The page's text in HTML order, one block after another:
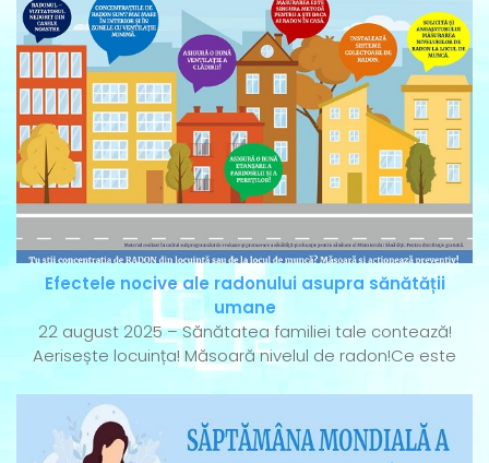
Efectele nocive ale radonului asupra sănătății
umane
22 august 2025 – Sănătatea familiei tale contează!
Aerisește locuința! Măsoară nivelul de radon!Ce este